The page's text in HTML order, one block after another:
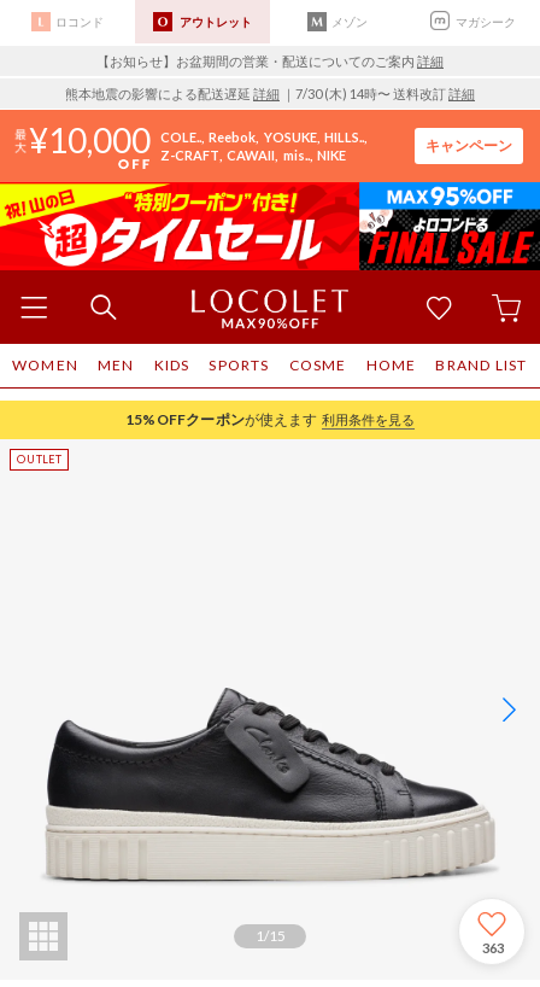
ロコンド アウトレット メゾン マガシーク
【お知らせ】お盆期間の営業・配送についてのご案内 詳細
熊本地震の影響による配送遅延 詳細 ｜7/30 (木) 14時〜 送料改訂詳細
10,000 COLE.. Reebok YOSUKE HILLS..
Z-CRAFT CAWAII mis.. NIKE
キャンペーン
WOMEN MEN KIDS SPORTS COSME HOME BRAND LIST
15%OFFクーポンが使えます 利用条件を見る
1/15
363